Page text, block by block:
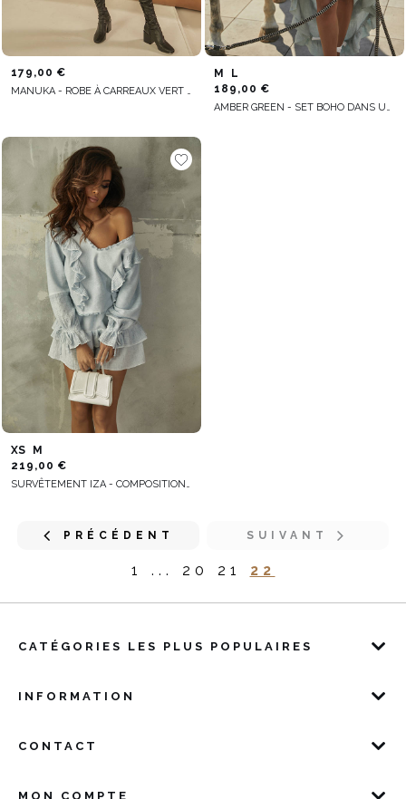
179,00 €
MANUKA - ROBE À CARREAUX VERT BOUTEILLE
M
L
189,00 €
AMBER GREEN - SET BOHO DANS UNE TEINTE OLIVE
XS
M
219,00 €
SURVÊTEMENT IZA - COMPOSITION DEUX PIÈCES EN BLEU CLAIR
PRÉCÉDENT
1 ... 20 21 22
SUIVANT
CATÉGORIES LES PLUS POPULAIRES
INFORMATION
CONTACT
MON COMPTE